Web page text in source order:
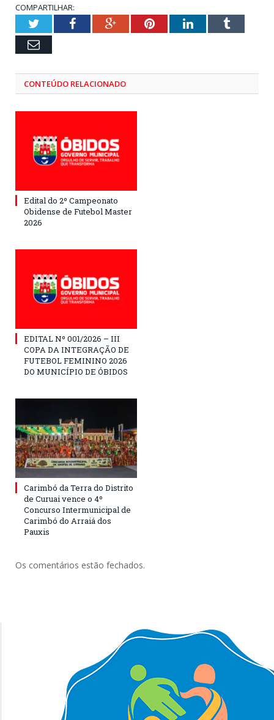
COMPARTILHAR:
TwitterFacebookGoogle+PinterestLinkedInTumblr
Email
CONTEÚDO RELACIONADO
Edital do 2º Campeonato
Obidense de Futebol Master
2026
EDITAL Nº 001/2026 – III
COPA DA INTEGRAÇÃO DE
FUTEBOL FEMININO 2026
DO MUNICÍPIO DE ÓBIDOS
Carimbó da Terra do Distrito
de Curuai vence o 4º
Concurso Intermunicipal de
Carimbó do Arraiá dos
Pauxis
Os comentários estão fechados.